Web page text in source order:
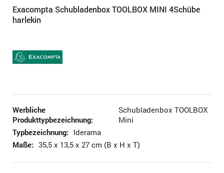
Exacompta Schubladenbox TOOLBOX MINI 4Schübe
harlekin
Werbliche
Produkttypbezeichnung:
Schubladenbox TOOLBOX
Mini
Typbezeichnung: Iderama
Maße: 35,5 x 13,5 x 27 cm (B x H x T)